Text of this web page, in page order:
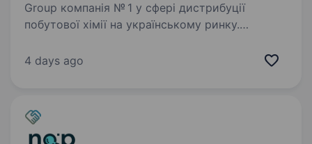
Group компанія № 1 у сфері дистрибуції
побутової хімії на українському ринку.
Palmolive, Elfa Pharm, Nutricia, Evyap, Essity,
4 days ago